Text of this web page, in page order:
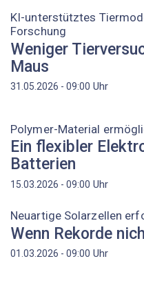
KI-unterstütztes
Forschung
Weniger
Maus
31.05.2026 - 09:00 Uhr
Polymer-Material
Ein flexibler
Batterien
15.03.2026 - 09:00 Uhr
Neuartige Solarzellen
Wenn Rekorde
01.03.2026 - 09:00 Uhr